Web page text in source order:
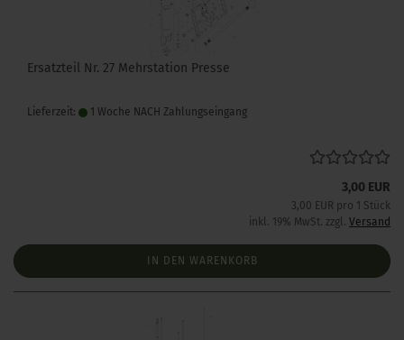
Ersatzteil Nr. 27 Mehrstation Presse
Lieferzeit: 1 Woche NACH Zahlungseingang
3,00 EUR
3,00 EUR pro 1 Stück
inkl. 19% MwSt. zzgl. Versand
IN DEN WARENKORB